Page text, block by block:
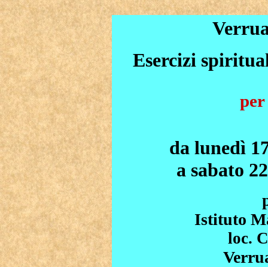
Esercizi
per
da lunedì
a sabato
Istituto
loc.